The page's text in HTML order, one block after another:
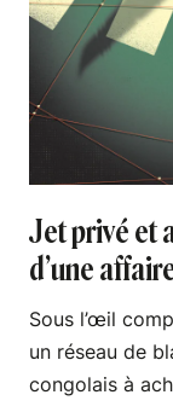
Jet privé et
d’une
Sous l’œil
un réseau de
congolais à